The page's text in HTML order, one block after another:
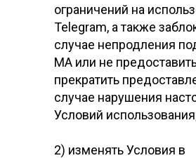
ограничений на
Telegram, а также
случае непродления
МА или не
прекратить
случае нарушения
Условий
2) изменять Условия в